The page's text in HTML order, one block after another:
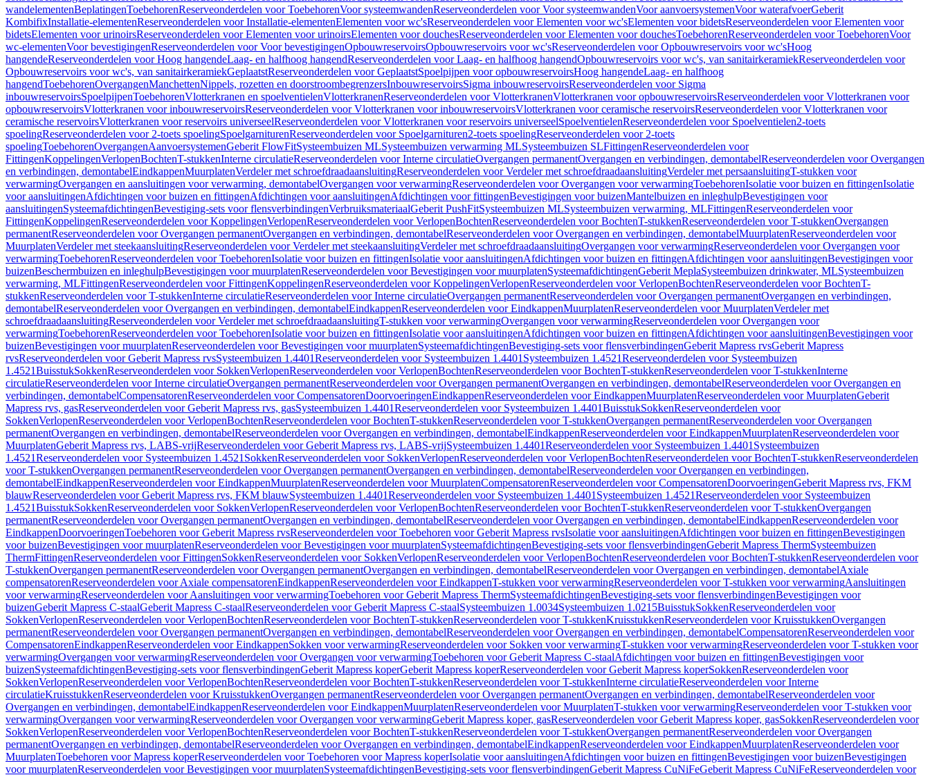
wandelementenBeplatingenToebehorenReserveonderdelen voor ToebehorenVoor systeemwandenReserveonderdelen voor Voor systeemwandenVoor aanvoersystemenVoor waterafvoerGeberit
KombifixInstallatie-elementenReserveonderdelen voor Installatie-elementenElementen voor wc'sReserveonderdelen voor Elementen voor wc'sElementen voor bidetsReserveonderdelen voor Elementen voor
bidetsElementen voor urinoirsReserveonderdelen voor Elementen voor urinoirsElementen voor douchesReserveonderdelen voor Elementen voor douchesToebehorenReserveonderdelen voor ToebehorenVoor
wc-elementenVoor bevestigingenReserveonderdelen voor Voor bevestigingenOpbouwreservoirsOpbouwreservoirs voor wc'sReserveonderdelen voor Opbouwreservoirs voor wc'sHoog
hangendeReserveonderdelen voor Hoog hangendeLaag- en halfhoog hangendReserveonderdelen voor Laag- en halfhoog hangendOpbouwreservoirs voor wc's, van sanitairkeramiekReserveonderdelen voor
Opbouwreservoirs voor wc's, van sanitairkeramiekGeplaatstReserveonderdelen voor GeplaatstSpoelpijpen voor opbouwreservoirsHoog hangendeLaag- en halfhoog
hangendToebehorenOvergangenManchettenNippels, rozetten en doorstroombegrenzersInbouwreservoirsSigma inbouwreservoirsReserveonderdelen voor Sigma
inbouwreservoirsSpoelpijpenToebehorenVlotterkranen en spoelventielenVlotterkranenReserveonderdelen voor VlotterkranenVlotterkranen voor opbouwreservoirsReserveonderdelen voor Vlotterkranen voor
opbouwreservoirsVlotterkranen voor inbouwreservoirsReserveonderdelen voor Vlotterkranen voor inbouwreservoirsVlotterkranen voor ceramische reservoirsReserveonderdelen voor Vlotterkranen voor
ceramische reservoirsVlotterkranen voor reservoirs universeelReserveonderdelen voor Vlotterkranen voor reservoirs universeelSpoelventielenReserveonderdelen voor Spoelventielen2-toets
spoelingReserveonderdelen voor 2-toets spoelingSpoelgarniturenReserveonderdelen voor Spoelgarnituren2-toets spoelingReserveonderdelen voor 2-toets
spoelingToebehorenOvergangenAanvoersystemenGeberit FlowFitSysteembuizen MLSysteembuizen verwarming MLSysteembuizen SLFittingenReserveonderdelen voor
FittingenKoppelingenVerlopenBochtenT-stukkenInterne circulatieReserveonderdelen voor Interne circulatieOvergangen permanentOvergangen en verbindingen, demontabelReserveonderdelen voor Overgangen
en verbindingen, demontabelEindkappenMuurplatenVerdeler met schroefdraadaansluitingReserveonderdelen voor Verdeler met schroefdraadaansluitingVerdeler met persaansluitingT-stukken voor
verwarmingOvergangen en aansluitingen voor verwarming, demontabelOvergangen voor verwarmingReserveonderdelen voor Overgangen voor verwarmingToebehorenIsolatie voor buizen en fittingenIsolatie
voor aansluitingenAfdichtingen voor buizen en fittingenAfdichtingen voor aansluitingenAfdichtingen voor fittingenBevestigingen voor buizenMantelbuizen en inleghulpBevestigingen voor
aansluitingenSysteemafdichtingenBevestiging-sets voor flensverbindingenVerbruiksmateriaalGeberit PushFitSysteembuizen MLSysteembuizen verwarming, MLFittingenReserveonderdelen voor
FittingenKoppelingenReserveonderdelen voor KoppelingenVerlopenReserveonderdelen voor VerlopenBochtenReserveonderdelen voor BochtenT-stukkenReserveonderdelen voor T-stukkenOvergangen
permanentReserveonderdelen voor Overgangen permanentOvergangen en verbindingen, demontabelReserveonderdelen voor Overgangen en verbindingen, demontabelMuurplatenReserveonderdelen voor
MuurplatenVerdeler met steekaansluitingReserveonderdelen voor Verdeler met steekaansluitingVerdeler met schroefdraadaansluitingOvergangen voor verwarmingReserveonderdelen voor Overgangen voor
verwarmingToebehorenReserveonderdelen voor ToebehorenIsolatie voor buizen en fittingenIsolatie voor aansluitingenAfdichtingen voor buizen en fittingenAfdichtingen voor aansluitingenBevestigingen voor
buizenBeschermbuizen en inleghulpBevestigingen voor muurplatenReserveonderdelen voor Bevestigingen voor muurplatenSysteemafdichtingenGeberit MeplaSysteembuizen drinkwater, MLSysteembuizen
verwarming, MLFittingenReserveonderdelen voor FittingenKoppelingenReserveonderdelen voor KoppelingenVerlopenReserveonderdelen voor VerlopenBochtenReserveonderdelen voor BochtenT-
stukkenReserveonderdelen voor T-stukkenInterne circulatieReserveonderdelen voor Interne circulatieOvergangen permanentReserveonderdelen voor Overgangen permanentOvergangen en verbindingen,
demontabelReserveonderdelen voor Overgangen en verbindingen, demontabelEindkappenReserveonderdelen voor EindkappenMuurplatenReserveonderdelen voor MuurplatenVerdeler met
schroefdraadaansluitingReserveonderdelen voor Verdeler met schroefdraadaansluitingT-stukken voor verwarmingOvergangen voor verwarmingReserveonderdelen voor Overgangen voor
verwarmingToebehorenReserveonderdelen voor ToebehorenIsolatie voor buizen en fittingenIsolatie voor aansluitingenAfdichtingen voor buizen en fittingenAfdichtingen voor aansluitingenBevestigingen voor
buizenBevestigingen voor muurplatenReserveonderdelen voor Bevestigingen voor muurplatenSysteemafdichtingenBevestiging-sets voor flensverbindingenGeberit Mapress rvsGeberit Mapress
rvsReserveonderdelen voor Geberit Mapress rvsSysteembuizen 1.4401Reserveonderdelen voor Systeembuizen 1.4401 Systeembuizen 1.4521Reserveonderdelen voor Systeembuizen
1.4521BuisstukSokkenReserveonderdelen voor SokkenVerlopenReserveonderdelen voor VerlopenBochtenReserveonderdelen voor BochtenT-stukkenReserveonderdelen voor T-stukkenInterne
circulatieReserveonderdelen voor Interne circulatieOvergangen permanentReserveonderdelen voor Overgangen permanentOvergangen en verbindingen, demontabelReserveonderdelen voor Overgangen en
verbindingen, demontabelCompensatorenReserveonderdelen voor CompensatorenDoorvoeringenEindkappenReserveonderdelen voor EindkappenMuurplatenReserveonderdelen voor MuurplatenGeberit
Mapress rvs, gasReserveonderdelen voor Geberit Mapress rvs, gasSysteembuizen 1.4401Reserveonderdelen voor Systeembuizen 1.4401BuisstukSokkenReserveonderdelen voor
SokkenVerlopenReserveonderdelen voor VerlopenBochtenReserveonderdelen voor BochtenT-stukkenReserveonderdelen voor T-stukkenOvergangen permanentReserveonderdelen voor Overgangen
permanentOvergangen en verbindingen, demontabelReserveonderdelen voor Overgangen en verbindingen, demontabelEindkappenReserveonderdelen voor EindkappenMuurplatenReserveonderdelen voor
MuurplatenGeberit Mapress rvs, LABS-vrijReserveonderdelen voor Geberit Mapress rvs, LABS-vrijSysteembuizen 1.4401Reserveonderdelen voor Systeembuizen 1.4401 Systeembuizen
1.4521Reserveonderdelen voor Systeembuizen 1.4521 SokkenReserveonderdelen voor SokkenVerlopenReserveonderdelen voor VerlopenBochtenReserveonderdelen voor BochtenT-stukkenReserveonderdelen
voor T-stukkenOvergangen permanentReserveonderdelen voor Overgangen permanentOvergangen en verbindingen, demontabelReserveonderdelen voor Overgangen en verbindingen,
demontabelEindkappenReserveonderdelen voor EindkappenMuurplatenReserveonderdelen voor MuurplatenCompensatorenReserveonderdelen voor CompensatorenDoorvoeringenGeberit Mapress rvs, FKM
blauwReserveonderdelen voor Geberit Mapress rvs, FKM blauwSysteembuizen 1.4401Reserveonderdelen voor Systeembuizen 1.4401 Systeembuizen 1.4521Reserveonderdelen voor Systeembuizen
1.4521BuisstukSokkenReserveonderdelen voor SokkenVerlopenReserveonderdelen voor VerlopenBochtenReserveonderdelen voor BochtenT-stukkenReserveonderdelen voor T-stukkenOvergangen
permanentReserveonderdelen voor Overgangen permanentOvergangen en verbindingen, demontabelReserveonderdelen voor Overgangen en verbindingen, demontabelEindkappenReserveonderdelen voor
EindkappenDoorvoeringenToebehoren voor Geberit Mapress rvsReserveonderdelen voor Toebehoren voor Geberit Mapress rvsIsolatie voor aansluitingenAfdichtingen voor buizen en fittingenBevestigingen
voor buizenBevestigingen voor muurplatenReserveonderdelen voor Bevestigingen voor muurplatenSysteemafdichtingenBevestiging-sets voor flensverbindingenGeberit Mapress ThermSysteembuizen
ThermFittingenReserveonderdelen voor FittingenSokkenReserveonderdelen voor SokkenVerlopenReserveonderdelen voor VerlopenBochtenReserveonderdelen voor BochtenT-stukkenReserveonderdelen voor
T-stukkenOvergangen permanentReserveonderdelen voor Overgangen permanentOvergangen en verbindingen, demontabelReserveonderdelen voor Overgangen en verbindingen, demontabelAxiale
compensatorenReserveonderdelen voor Axiale compensatorenEindkappenReserveonderdelen voor EindkappenT-stukken voor verwarmingReserveonderdelen voor T-stukken voor verwarmingAansluitingen
voor verwarmingReserveonderdelen voor Aansluitingen voor verwarmingToebehoren voor Geberit Mapress ThermSysteemafdichtingenBevestiging-sets voor flensverbindingenBevestigingen voor
buizenGeberit Mapress C-staalGeberit Mapress C-staalReserveonderdelen voor Geberit Mapress C-staalSysteembuizen 1.0034Systeembuizen 1.0215BuisstukSokkenReserveonderdelen voor
SokkenVerlopenReserveonderdelen voor VerlopenBochtenReserveonderdelen voor BochtenT-stukkenReserveonderdelen voor T-stukkenKruisstukkenReserveonderdelen voor KruisstukkenOvergangen
permanentReserveonderdelen voor Overgangen permanentOvergangen en verbindingen, demontabelReserveonderdelen voor Overgangen en verbindingen, demontabelCompensatorenReserveonderdelen voor
CompensatorenEindkappenReserveonderdelen voor EindkappenSokken voor verwarmingReserveonderdelen voor Sokken voor verwarmingT-stukken voor verwarmingReserveonderdelen voor T-stukken voor
verwarmingOvergangen voor verwarmingReserveonderdelen voor Overgangen voor verwarmingToebehoren voor Geberit Mapress C-staalAfdichtingen voor buizen en fittingenBevestigingen voor
buizenSysteemafdichtingenBevestiging-sets voor flensverbindingenGeberit Mapress koperGeberit Mapress koperReserveonderdelen voor Geberit Mapress koperSokkenReserveonderdelen voor
SokkenVerlopenReserveonderdelen voor VerlopenBochtenReserveonderdelen voor BochtenT-stukkenReserveonderdelen voor T-stukkenInterne circulatieReserveonderdelen voor Interne
circulatieKruisstukkenReserveonderdelen voor KruisstukkenOvergangen permanentReserveonderdelen voor Overgangen permanentOvergangen en verbindingen, demontabelReserveonderdelen voor
Overgangen en verbindingen, demontabelEindkappenReserveonderdelen voor EindkappenMuurplatenReserveonderdelen voor MuurplatenT-stukken voor verwarmingReserveonderdelen voor T-stukken voor
verwarmingOvergangen voor verwarmingReserveonderdelen voor Overgangen voor verwarmingGeberit Mapress koper, gasReserveonderdelen voor Geberit Mapress koper, gasSokkenReserveonderdelen voor
SokkenVerlopenReserveonderdelen voor VerlopenBochtenReserveonderdelen voor BochtenT-stukkenReserveonderdelen voor T-stukkenOvergangen permanentReserveonderdelen voor Overgangen
permanentOvergangen en verbindingen, demontabelReserveonderdelen voor Overgangen en verbindingen, demontabelEindkappenReserveonderdelen voor EindkappenMuurplatenReserveonderdelen voor
MuurplatenToebehoren voor Mapress koperReserveonderdelen voor Toebehoren voor Mapress koperIsolatie voor aansluitingenAfdichtingen voor buizen en fittingenBevestigingen voor buizenBevestigingen
voor muurplatenReserveonderdelen voor Bevestigingen voor muurplatenSysteemafdichtingenBevestiging-sets voor flensverbindingenGeberit Mapress CuNiFeGeberit Mapress CuNiFeReserveonderdelen voor